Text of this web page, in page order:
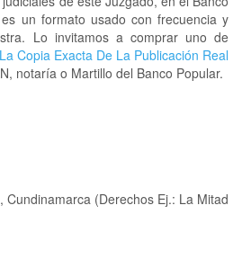
un formato usado con frecuencia y
Lo invitamos a comprar uno de
Copia Exacta De La Publicación Real
notaría o Martillo del Banco Popular.
Cundinamarca (Derechos Ej.: La Mitad